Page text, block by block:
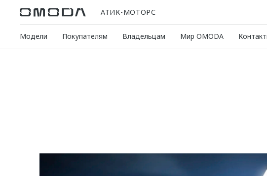
АТИК-МОТОРС
Модели Покупателям Владельцам Мир OMODA